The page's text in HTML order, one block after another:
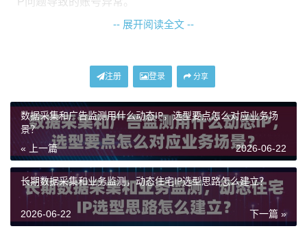
第二，看资源池的规模与独立性。资源池决定了IP的可
不端导致的连带风险。对于高频、长期业务，专属或大
规模的IP池至关重要。例如，神龙海外动态IP的“不限量
代理IP”提供专属动态住宅IP池，资源独立使用，稳定性
高，且不限制IP使用数量和流量消耗，非常适合需要长
期运行、高并发的业务。
第三，看定位精度与覆盖范围。您的业务是否需要精确
到某个国家、州甚至城市？服务的全球覆盖能力是否匹
配您的市场布局？例如，针对美国加州的本地化营销，
-- 展开阅读全文 --
注册 登录 分享
数据采集和广告监测用什么动态IP，选型要点怎么对应业务场
景？
« 上一篇 2026-06-22
长期数据采集和业务监测，动态住宅IP选型思路怎么建立？
下一篇 »
2026-06-22